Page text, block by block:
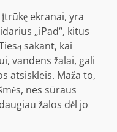
ekranai, yra
„iPad“, kitus
sakant, kai
vandens žalai, gali
atsiskleis. Maža to,
nes sūraus
žalos dėl jo